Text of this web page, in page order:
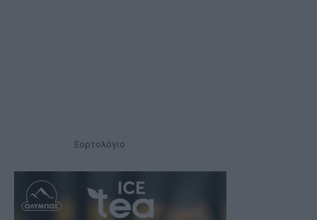
Εορτολόγιο